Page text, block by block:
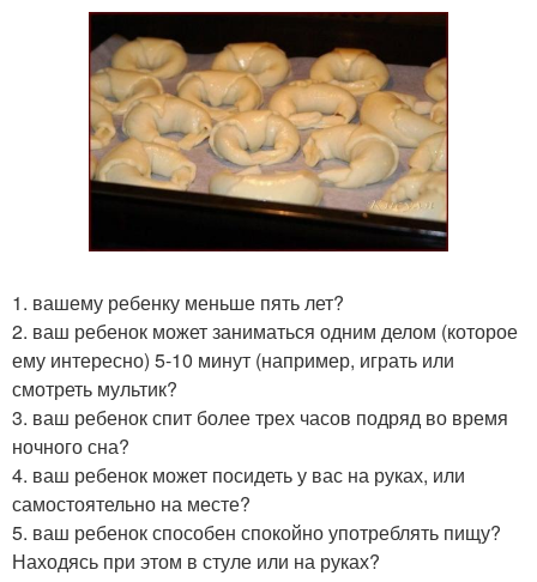
1. вашему ребенку меньше пять лет?
2. ваш ребенок может заниматься одним делом (которое
ему интересно) 5-10 минут (например, играть или
смотреть мультик?
3. ваш ребенок спит более трех часов подряд во время
ночного сна?
4. ваш ребенок может посидеть у вас на руках, или
самостоятельно на месте?
5. ваш ребенок способен спокойно употреблять пищу?
Находясь при этом в стуле или на руках?